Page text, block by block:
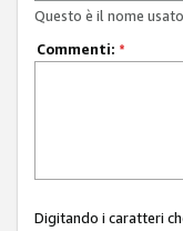
Questo è il nome
Commenti: *
Digitando i caratteri